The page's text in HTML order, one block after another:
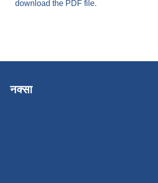
download the PDF file.
नक्सा